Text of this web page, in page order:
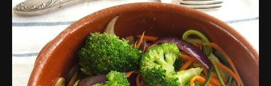
פרסומות,
מדיה
דיגיטלית
ועוד.